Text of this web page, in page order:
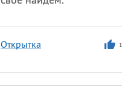
Открытка